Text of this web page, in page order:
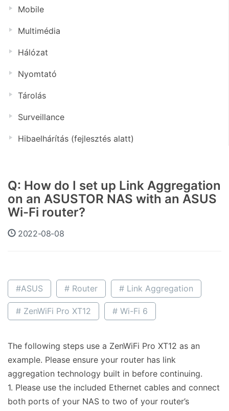
Mobile
Multimédia
Hálózat
Nyomtató
Tárolás
Surveillance
Hibaelhárítás (fejlesztés alatt)
Q: How do I set up Link Aggregation
on an ASUSTOR NAS with an ASUS
Wi-Fi router?
2022-08-08
#ASUS # Router # Link Aggregation
# ZenWiFi Pro XT12 # Wi-Fi 6
The following steps use a ZenWiFi Pro XT12 as an
example. Please ensure your router has link
aggregation technology built in before continuing.
1. Please use the included Ethernet cables and connect
both ports of your NAS to two of your router’s